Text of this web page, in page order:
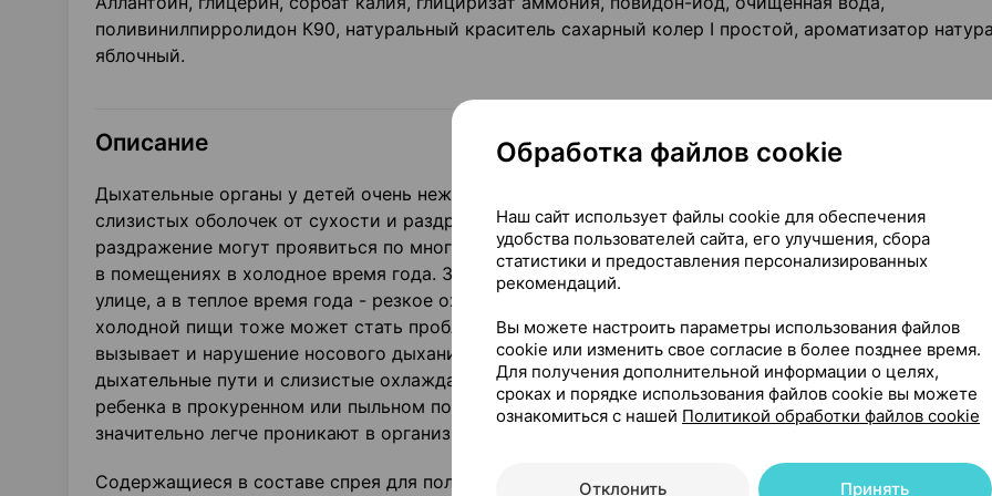
поливинилпирролидон К90, натуральный краситель сахарный колер I простой, ароматизатор
яблочный.
Описание
Дыхательные органы у детей очень нежные, и при этом работают непрерывно. Из за чувствительных
слизистых оболочек от сухости и раздражения в горле в первую очередь страдают дети. Сухость и
раздражение могут проявиться по многим причинам. Одной из них является сухой воздух из-за
в помещениях в холодное время года. Зимой слизистых оболочек также раздражает холодный
улице, а в теплое время года - резкое охлаждение воздуха кондиционером. Употребление слишком
холодной пищи тоже может стать проблемой, например, если ребенок переедает мороженного.
вызывает и нарушение носового дыхания, когда потоки воздуха сразу направляются в глотку и
дыхательные пути и слизистые охлаждаются и пересыхают. Раздражают слизистую горла и
ребенка в прокуренном или пыльном помещении. Если слизистая раздражена и ослаблена, микробы
значительно легче проникают в организм.
Содержащиеся в составе спрея для полости рта и горла Lugol Kids глицерин и аллантоин образуют
Обработка файлов cookie
Наш сайт использует файлы cookie для обеспечения
удобства пользователей сайта, его улучшения, сбора
статистики и предоставления персонализированных
рекомендаций.
Вы можете настроить параметры использования файлов
cookie или изменить свое согласие в более позднее время.
Для получения дополнительной информации о целях,
сроках и порядке использования файлов cookie вы можете
ознакомиться с нашей Политикой обработки файлов cookie
Отклонить Принять